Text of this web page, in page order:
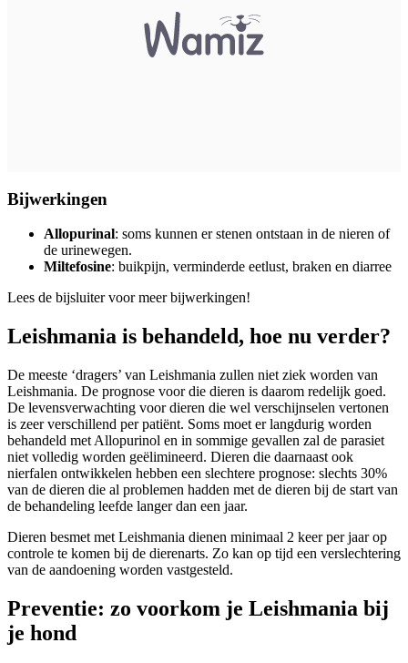
Bijwerkingen
Allopurinal: soms kunnen er stenen ontstaan in de nieren of
de urinewegen.
Miltefosine: buikpijn, verminderde eetlust, braken en diarree
Lees de bijsluiter voor meer bijwerkingen!
Leishmania is behandeld, hoe nu verder?
De meeste ‘dragers’ van Leishmania zullen niet ziek worden van
Leishmania. De prognose voor die dieren is daarom redelijk goed.
De levensverwachting voor dieren die wel verschijnselen vertonen
is zeer verschillend per patiënt. Soms moet er langdurig worden
behandeld met Allopurinol en in sommige gevallen zal de parasiet
niet volledig worden geëlimineerd. Dieren die daarnaast ook
nierfalen ontwikkelen hebben een slechtere prognose: slechts 30%
van de dieren die al problemen hadden met de dieren bij de start van
de behandeling leefde langer dan een jaar.
Dieren besmet met Leishmania dienen minimaal 2 keer per jaar op
controle te komen bij de dierenarts. Zo kan op tijd een verslechtering
van de aandoening worden vastgesteld.
Preventie: zo voorkom je Leishmania bij
je hond